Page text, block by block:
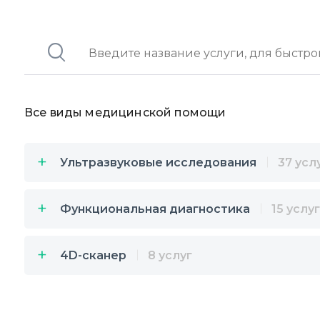
Все виды медицинской помощи
Ультразвуковые исследования 37
Функциональная диагностика 15 услуг
4D-сканер 8 услуг